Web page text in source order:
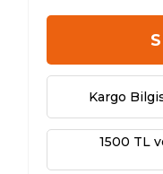
Kargo
1500 TL